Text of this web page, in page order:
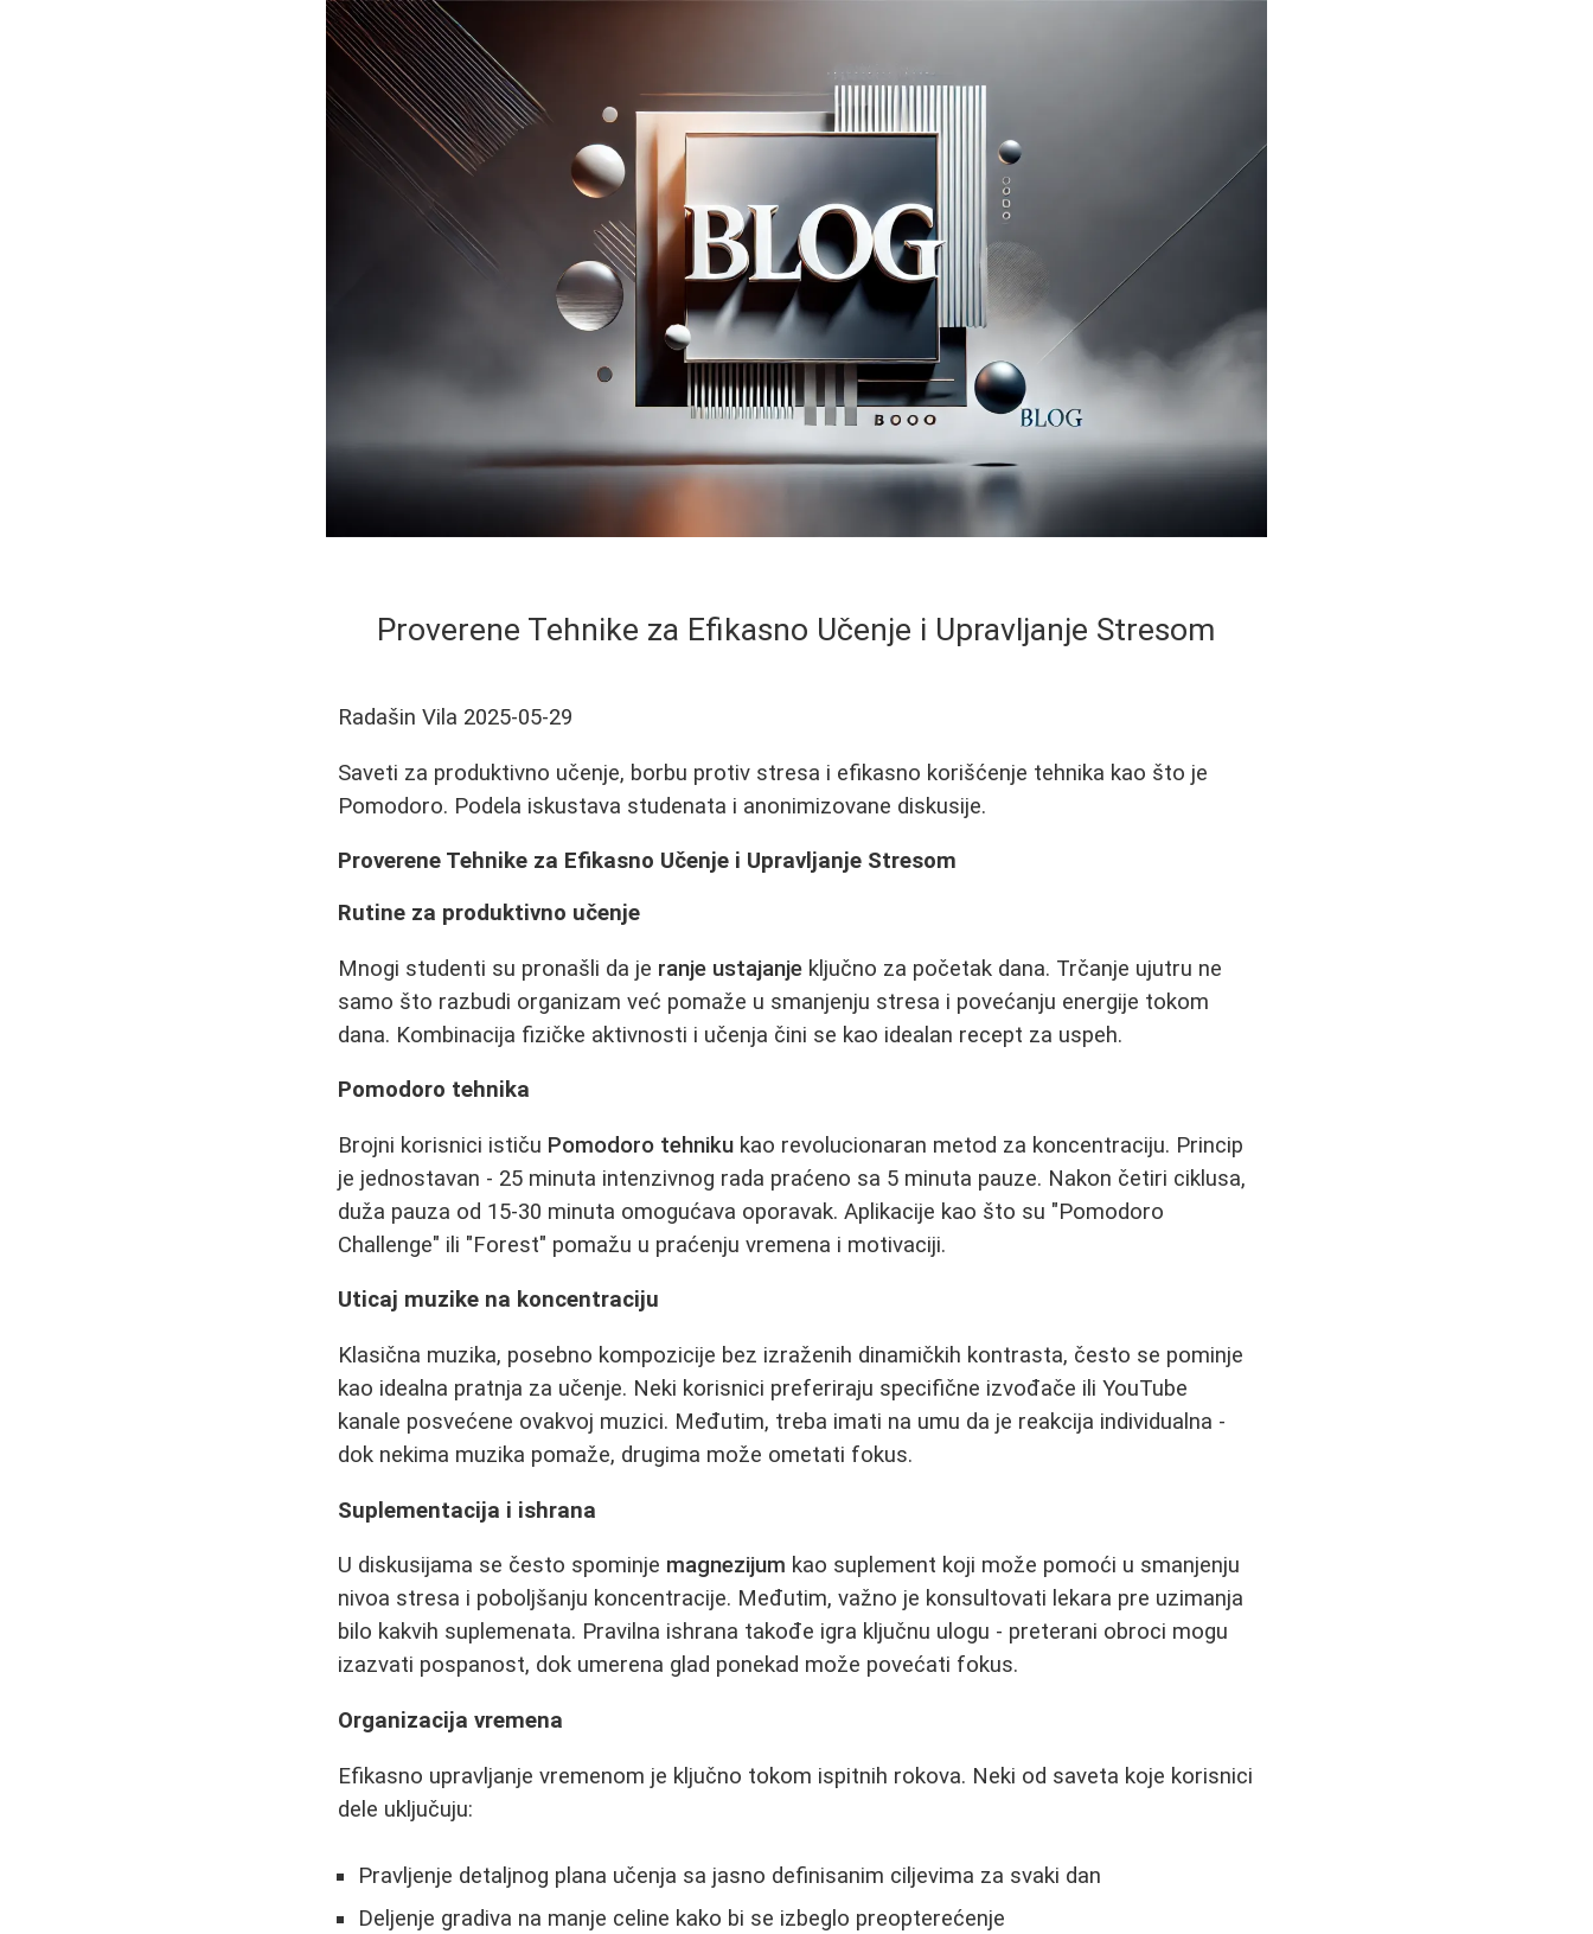
Proverene Tehnike za Efikasno Učenje i Upravljanje Stresom
Radašin Vila 2025-05-29
Saveti za produktivno učenje, borbu protiv stresa i efikasno korišćenje tehnika kao što je
Pomodoro. Podela iskustava studenata i anonimizovane diskusije.
Proverene Tehnike za Efikasno Učenje i Upravljanje Stresom
Rutine za produktivno učenje
Mnogi studenti su pronašli da je ranje ustajanje ključno za početak dana. Trčanje ujutru ne
samo što razbudi organizam već pomaže u smanjenju stresa i povećanju energije tokom
dana. Kombinacija fizičke aktivnosti i učenja čini se kao idealan recept za uspeh.
Pomodoro tehnika
Brojni korisnici ističu Pomodoro tehniku kao revolucionaran metod za koncentraciju. Princip
je jednostavan - 25 minuta intenzivnog rada praćeno sa 5 minuta pauze. Nakon četiri ciklusa,
duža pauza od 15-30 minuta omogućava oporavak. Aplikacije kao što su "Pomodoro
Challenge" ili "Forest" pomažu u praćenju vremena i motivaciji.
Uticaj muzike na koncentraciju
Klasična muzika, posebno kompozicije bez izraženih dinamičkih kontrasta, često se pominje
kao idealna pratnja za učenje. Neki korisnici preferiraju specifične izvođače ili YouTube
kanale posvećene ovakvoj muzici. Međutim, treba imati na umu da je reakcija individualna -
dok nekima muzika pomaže, drugima može ometati fokus.
Suplementacija i ishrana
U diskusijama se često spominje magnezijum kao suplement koji može pomoći u smanjenju
nivoa stresa i poboljšanju koncentracije. Međutim, važno je konsultovati lekara pre uzimanja
bilo kakvih suplemenata. Pravilna ishrana takođe igra ključnu ulogu - preterani obroci mogu
izazvati pospanost, dok umerena glad ponekad može povećati fokus.
Organizacija vremena
Efikasno upravljanje vremenom je ključno tokom ispitnih rokova. Neki od saveta koje korisnici
dele uključuju:
Pravljenje detaljnog plana učenja sa jasno definisanim ciljevima za svaki dan
Deljenje gradiva na manje celine kako bi se izbeglo preopterećenje